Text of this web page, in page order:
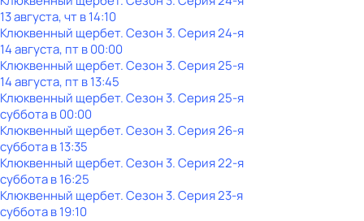
13 августа, чт в 14:10
Клюквенный щербет. Сезон 3. Серия 24-я
14 августа, пт в 00:00
Клюквенный щербет. Сезон 3. Серия 25-я
14 августа, пт в 13:45
Клюквенный щербет. Сезон 3. Серия 25-я
субботав00:00
Клюквенный щербет. Сезон 3. Серия 26-я
субботав13:35
Клюквенный щербет. Сезон 3. Серия 22-я
субботав16:25
Клюквенный щербет. Сезон 3. Серия 23-я
субботав19:10